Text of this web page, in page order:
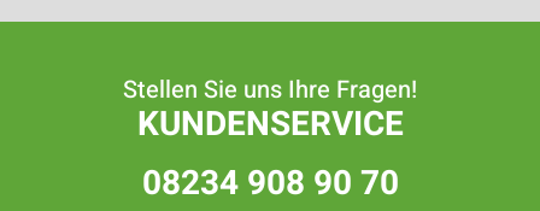
Stellen Sie uns Ihre Fragen!
KUNDENSERVICE
08234 908 90 70